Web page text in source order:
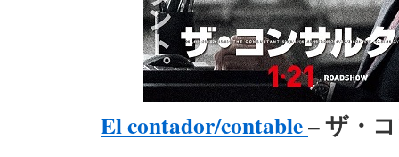
El contador/contable– ザ・